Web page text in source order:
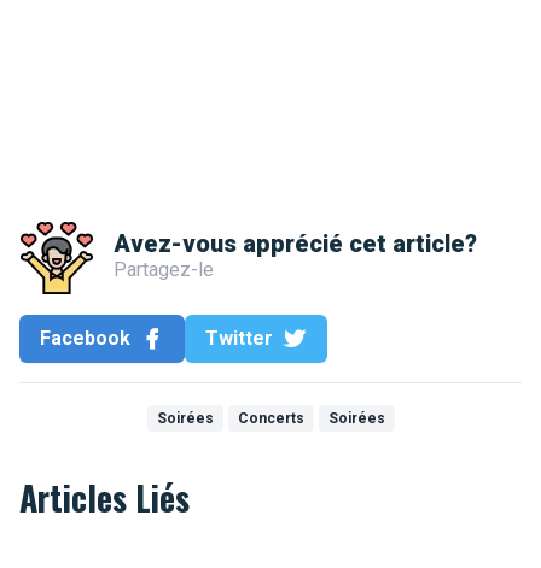
Avez-vous apprécié cet article?
Partagez-le
Facebook Twitter
Soirées Concerts Soirées
Articles Liés